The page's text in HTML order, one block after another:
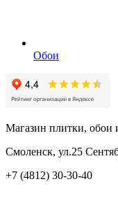
Обои
Магазин плитки,
Смоленск, ул.25
+7 (4812) 30-30-40